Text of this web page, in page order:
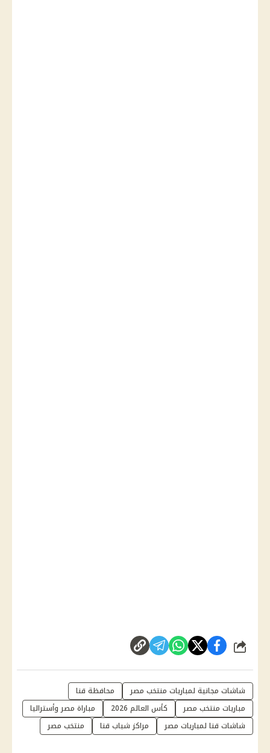
شارك
شاشات مجانية لمباريات منتخب مصر
محافظة قنا
مباريات منتخب مصر
كأس العالم 2026
مباراة مصر وأستراليا
شاشات قنا لمباريات مصر
مراكز شباب قنا منتخب مصر